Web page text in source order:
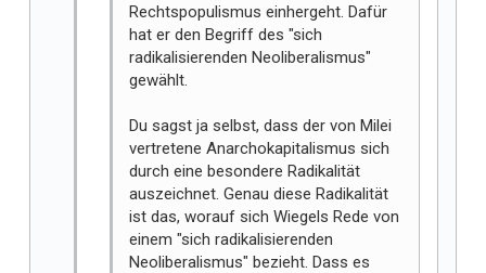
Rechtspopulismus einhergeht. Dafür
hat er den Begriff des "sich
radikalisierenden Neoliberalismus"
gewählt.
Du sagst ja selbst, dass der von Milei
vertretene Anarchokapitalismus sich
durch eine besondere Radikalität
auszeichnet. Genau diese Radikalität
ist das, worauf sich Wiegels Rede von
einem "sich radikalisierenden
Neoliberalismus" bezieht. Dass es